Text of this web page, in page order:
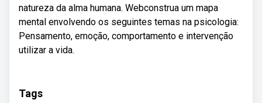
natureza da alma humana. Webconstrua um mapa
mental envolvendo os seguintes temas na psicologia:
Pensamento, emoção, comportamento e intervenção
utilizar a vida.
Tags